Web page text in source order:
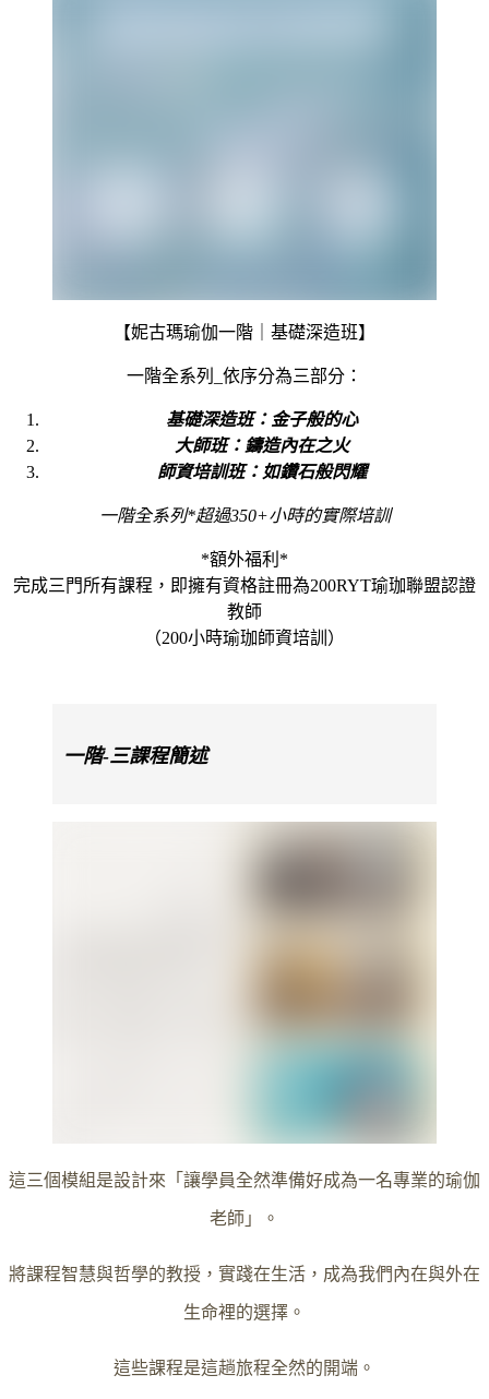
【妮古瑪瑜伽一階｜基礎深造班】
一階全系列_依序分為三部分：
基礎深造班：金子般的心
大師班：鑄造內在之火
師資培訓班：如鑽石般閃耀
一階全系列*超過350+小時的實際培訓
*額外福利*
完成三門所有課程，即擁有資格註冊為200RYT瑜珈聯盟認證
教師
（200小時瑜珈師資培訓）
一階-三課程簡述
這三個模組是設計來「讓學員全然準備好成為一名專業的瑜伽
老師」。
將課程智慧與哲學的教授，實踐在生活，成為我們內在與外在
生命裡的選擇。
這些課程是這趟旅程全然的開端。